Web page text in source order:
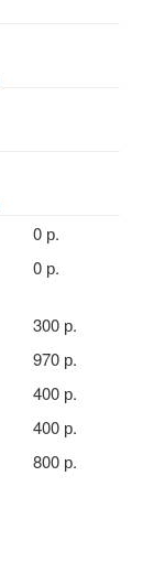
0 р.
0 р.
300 р.
970 р.
400 р.
400 р.
800 р.